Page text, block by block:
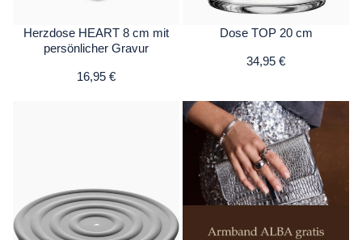
Herzdose HEART 8 cm mit
persönlicher Gravur
16,95 €
Dose TOP 20 cm
34,95 €